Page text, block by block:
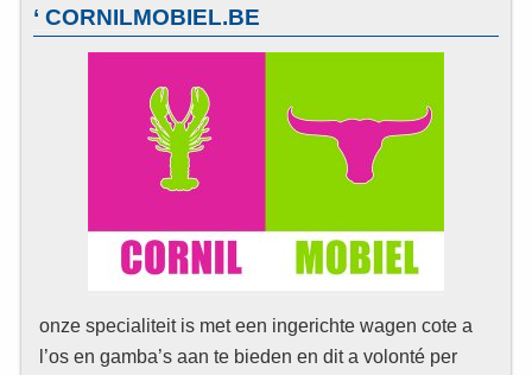
‘ CORNILMOBIEL.BE
onze specialiteit is met een ingerichte wagen cote a
l’os en gamba’s aan te bieden en dit a volonté per